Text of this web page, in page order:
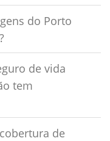
do Porto
de vida
tem
de